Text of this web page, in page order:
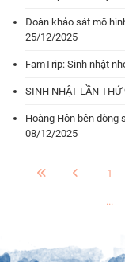
Đoàn khảo sát mô
25/12/2025
FamTrip: Sinh nhật
SINH NHẬT LẦN
Hoàng Hôn bên dòng
08/12/2025
1
...